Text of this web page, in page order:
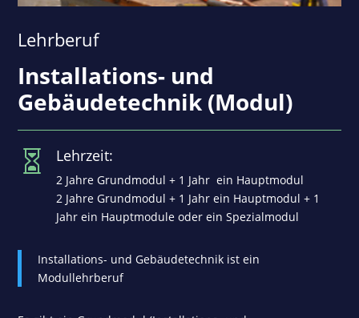
Lehrberuf
Installations- und
Gebäudetechnik (Modul)
 Lehrzeit:
2 Jahre Grundmodul + 1 Jahr ein Hauptmodul
2 Jahre Grundmodul + 1 Jahr ein Hauptmodul + 1
Jahr ein Hauptmodule oder ein Spezialmodul
Installations- und Gebäudetechnik ist ein
Modullehrberuf